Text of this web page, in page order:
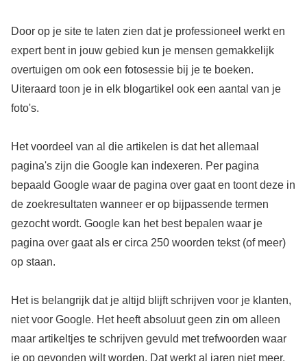
Door op je site te laten zien dat je professioneel werkt en
expert bent in jouw gebied kun je mensen gemakkelijk
overtuigen om ook een fotosessie bij je te boeken.
Uiteraard toon je in elk blogartikel ook een aantal van je
foto's.
Het voordeel van al die artikelen is dat het allemaal
pagina's zijn die Google kan indexeren. Per pagina
bepaald Google waar de pagina over gaat en toont deze in
de zoekresultaten wanneer er op bijpassende termen
gezocht wordt. Google kan het best bepalen waar je
pagina over gaat als er circa 250 woorden tekst (of meer)
op staan.
Het is belangrijk dat je altijd blijft schrijven voor je klanten,
niet voor Google. Het heeft absoluut geen zin om alleen
maar artikeltjes te schrijven gevuld met trefwoorden waar
je op gevonden wilt worden. Dat werkt al jaren niet meer.